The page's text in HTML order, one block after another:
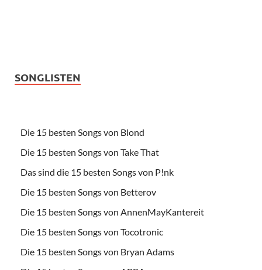
SONGLISTEN
Die 15 besten Songs von Blond
Die 15 besten Songs von Take That
Das sind die 15 besten Songs von P!nk
Die 15 besten Songs von Betterov
Die 15 besten Songs von AnnenMayKantereit
Die 15 besten Songs von Tocotronic
Die 15 besten Songs von Bryan Adams